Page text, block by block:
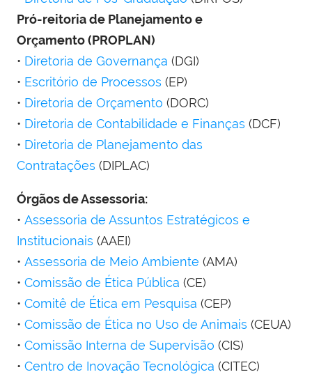
Pró-reitoria de Planejamento e
Orçamento (PROPLAN)
• Diretoria de Governança (DGI)
• Escritório de Processos (EP)
• Diretoria de Orçamento (DORC)
• Diretoria de Contabilidade e Finanças (DCF)
• Diretoria de Planejamento das
Contratações (DIPLAC)
Órgãos de Assessoria:
• Assessoria de Assuntos Estratégicos e
Institucionais (AAEI)
• Assessoria de Meio Ambiente (AMA)
• Comissão de Ética Pública (CE)
• Comitê de Ética em Pesquisa (CEP)
• Comissão de Ética no Uso de Animais (CEUA)
• Comissão Interna de Supervisão (CIS)
• Centro de Inovação Tecnológica (CITEC)